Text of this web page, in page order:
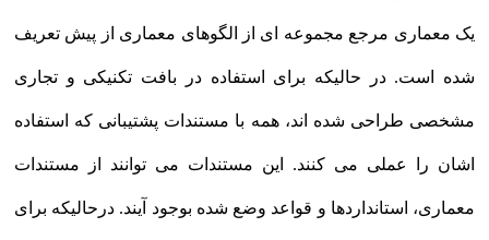
یک معماری مرجع مجموعه ای از الگوهای معماری از پیش تعریف
شده است. در حالیکه برای استفاده در بافت تکنیکی و تجاری
مشخصی طراحی شده اند، همه با مستندات پشتیبانی که استفاده
اشان را عملی می کنند. این مستندات می توانند از مستندات
معماری، استانداردها و قواعد وضع شده بوجود آیند. درحالیکه برای